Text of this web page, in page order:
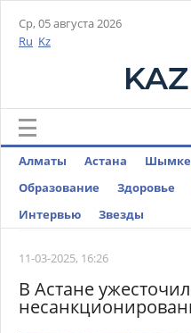
Ср, 05 августа 2026
Ru Kz
Алматы Астана
Образование
Здоровье
Интервью
Звезды
11-03-2025, 16:26
В Астане